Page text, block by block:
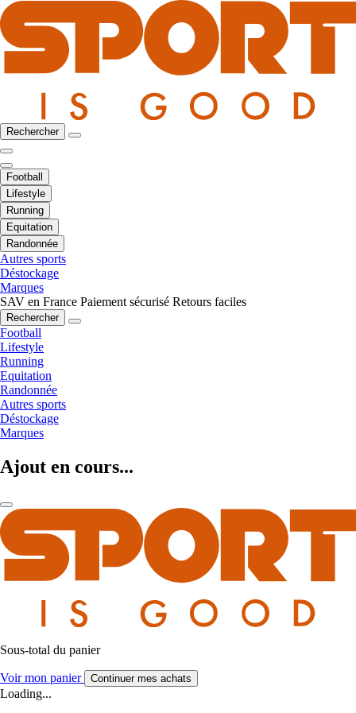
Rechercher
Football
Lifestyle
Running
Equitation
Randonnée
Autres sports
Déstockage
Marques
SAV en France Paiement sécurisé Retours faciles
Rechercher
Football
Lifestyle
Running
Equitation
Randonnée
Autres sports
Déstockage
Marques
Ajout en cours...
Sous-total du panier
Voir mon panier Continuer mes achats
Loading...